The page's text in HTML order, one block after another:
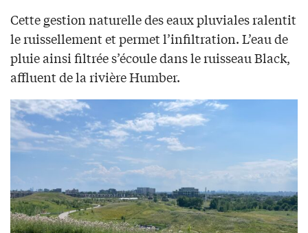
Cette gestion naturelle des eaux pluviales ralentit
le ruissellement et permet l’infiltration. L’eau de
pluie ainsi filtrée s’écoule dans le ruisseau Black,
affluent de la rivière Humber.